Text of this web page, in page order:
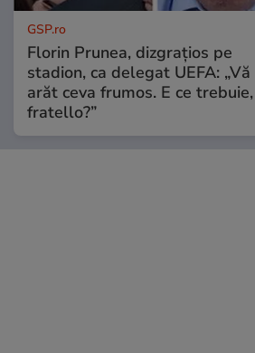
GSP.ro
Florin Prunea, dizgrațios pe
stadion, ca delegat UEFA: „Vă
arăt ceva frumos. E ce trebuie,
fratello?”